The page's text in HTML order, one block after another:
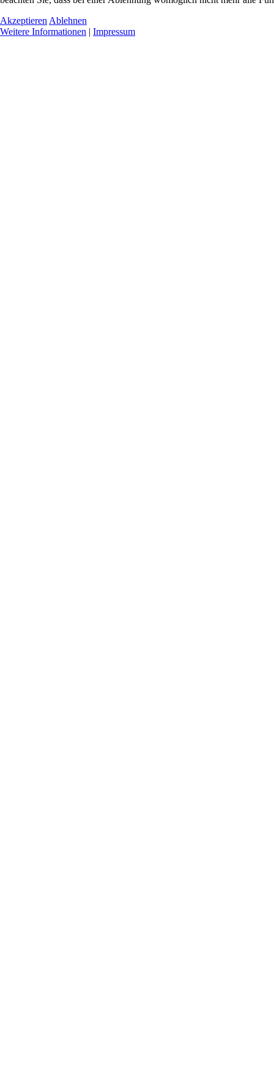
Akzeptieren Ablehnen
Weitere Informationen | Impressum